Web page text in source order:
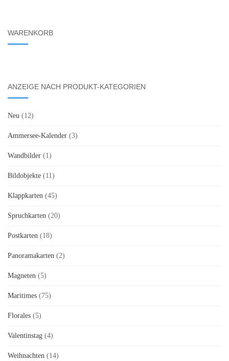
WARENKORB
ANZEIGE NACH PRODUKT-KATEGORIEN
Neu (12)
Ammersee-Kalender (3)
Wandbilder (1)
Bildobjekte (11)
Klappkarten (45)
Spruchkarten (20)
Postkarten (18)
Panoramakarten (2)
Magneten (5)
Maritimes (75)
Florales (5)
Valentinstag (4)
Weihnachten (14)